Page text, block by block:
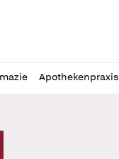
Apothekenpraxis
Logo